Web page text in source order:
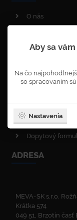
O nás
Objednávka
Obnova lesa
ISO certifikáty
Zelená linka
Dopytový
ADRESA
MEVA-SK s.r.o.
Krátka 574
049 51, Brzotín časť
Aby sa
Na čo
so spracovaním
Nastavenia